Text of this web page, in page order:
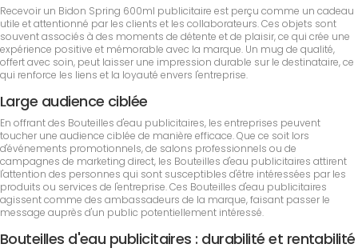
Recevoir un Bidon Spring 600ml publicitaire est perçu comme un cadeau
utile et attentionné par les clients et les collaborateurs. Ces objets sont
souvent associés à des moments de détente et de plaisir, ce qui crée une
expérience positive et mémorable avec la marque. Un mug de qualité,
offert avec soin, peut laisser une impression durable sur le destinataire, ce
qui renforce les liens et la loyauté envers l'entreprise.
Large audience ciblée
En offrant des Bouteilles d'eau publicitaires, les entreprises peuvent
toucher une audience ciblée de manière efficace. Que ce soit lors
d'événements promotionnels, de salons professionnels ou de
campagnes de marketing direct, les Bouteilles d'eau publicitaires attirent
l'attention des personnes qui sont susceptibles d'être intéressées par les
produits ou services de l'entreprise. Ces Bouteilles d'eau publicitaires
agissent comme des ambassadeurs de la marque, faisant passer le
message auprès d'un public potentiellement intéressé.
Bouteilles d'eau publicitaires : durabilité et rentabilité